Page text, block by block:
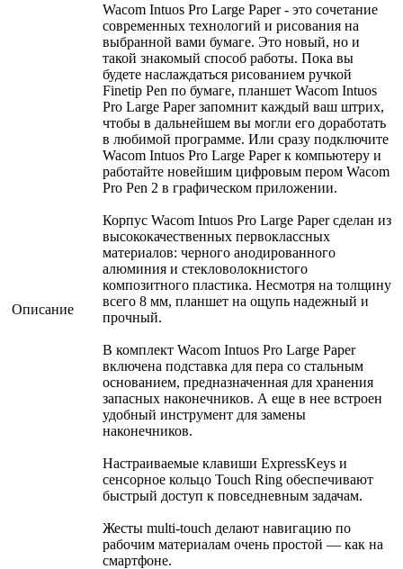
Описание
Wacom Intuos Pro Large Paper - это сочетание
современных технологий и рисования на
выбранной вами бумаге. Это новый, но и
такой знакомый способ работы. Пока вы
будете наслаждаться рисованием ручкой
Finetip Pen по бумаге, планшет Wacom Intuos
Pro Large Paper запомнит каждый ваш штрих,
чтобы в дальнейшем вы могли его доработать
в любимой программе. Или сразу подключите
Wacom Intuos Pro Large Paper к компьютеру и
работайте новейшим цифровым пером Wacom
Pro Pen 2 в графическом приложении.
Корпус Wacom Intuos Pro Large Paper сделан из
высококачественных первоклассных
материалов: черного анодированного
алюминия и стекловолокнистого
композитного пластика. Несмотря на толщину
всего 8 мм, планшет на ощупь надежный и
прочный.
В комплект Wacom Intuos Pro Large Paper
включена подставка для пера со стальным
основанием, предназначенная для хранения
запасных наконечников. А еще в нее встроен
удобный инструмент для замены
наконечников.
Настраиваемые клавиши ExpressKeys и
сенсорное кольцо Touch Ring обеспечивают
быстрый доступ к повседневным задачам.
Жесты multi-touch делают навигацию по
рабочим материалам очень простой — как на
смартфоне.